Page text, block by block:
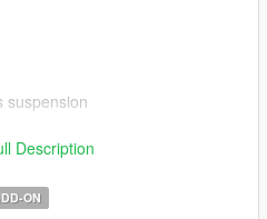
suspension
color.
Description
ON